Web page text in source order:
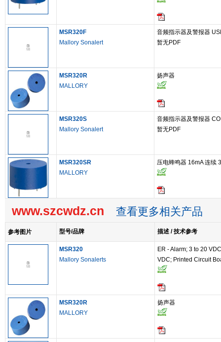
MSR320F
Mallory Sonalert
音频指示器及警报器
暂无PDF
MSR320R
MALLORY
扬声器
MSR320S
Mallory Sonalert
音频指示器及警报器
暂无PDF
MSR320SR
MALLORY
压电蜂鸣器 16mA 连续
www.szcwdz.cn 查看更多相关产品
参考图片 型号/品牌 描述 / 技术参考
MSR320
Mallory Sonalerts
ER - Alarm; 3 to 20
VDC; Printed Circuit
MSR320R
MALLORY
扬声器